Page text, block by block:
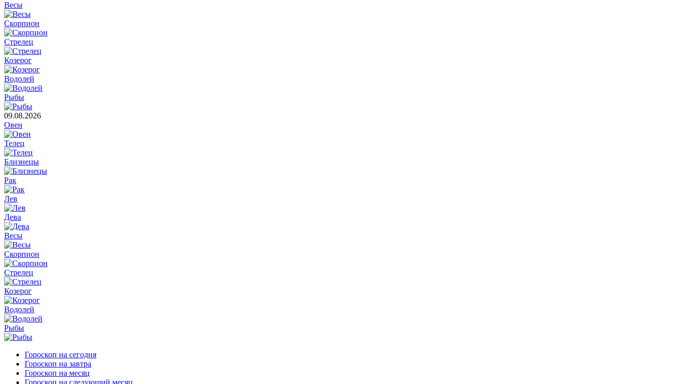
Весы
Скорпион
Стрелец
Козерог
Водолей
Рыбы
09.08.2026
Овен
Телец
Близнецы
Рак
Лев
Дева
Весы
Скорпион
Стрелец
Козерог
Водолей
Рыбы
Гороскоп на сегодня
Гороскоп на завтра
Гороскоп на месяц